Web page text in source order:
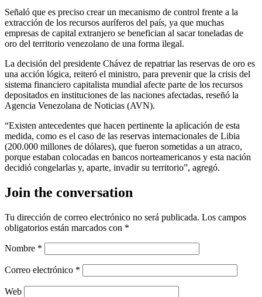
Señaló que es preciso crear un mecanismo de control frente a la
extracción de los recursos auríferos del país, ya que muchas
empresas de capital extranjero se benefician al sacar toneladas de
oro del territorio venezolano de una forma ilegal.
La decisión del presidente Chávez de repatriar las reservas de oro es
una acción lógica, reiteró el ministro, para prevenir que la crisis del
sistema financiero capitalista mundial afecte parte de los recursos
depositados en instituciones de las naciones afectadas, reseñó la
Agencia Venezolana de Noticias (AVN).
“Existen antecedentes que hacen pertinente la aplicación de esta
medida, como es el caso de las reservas internacionales de Libia
(200.000 millones de dólares), que fueron sometidas a un atraco,
porque estaban colocadas en bancos norteamericanos y esta nación
decidió congelarlas y, aparte, invadir su territorio”, agregó.
Join the conversation
Tu dirección de correo electrónico no será publicada. Los campos
obligatorios están marcados con *
Nombre *
Correo electrónico *
Web